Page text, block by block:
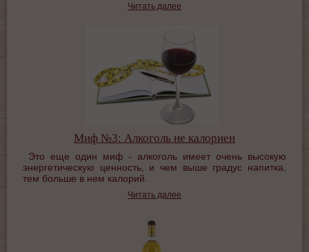
Читать далее
Миф №3: Алкоголь не калориен
Это еще один миф - алкоголь имеет очень высокую
энергетическую ценность, и чем выше градус напитка,
тем больше в нем калорий.
Читать далее